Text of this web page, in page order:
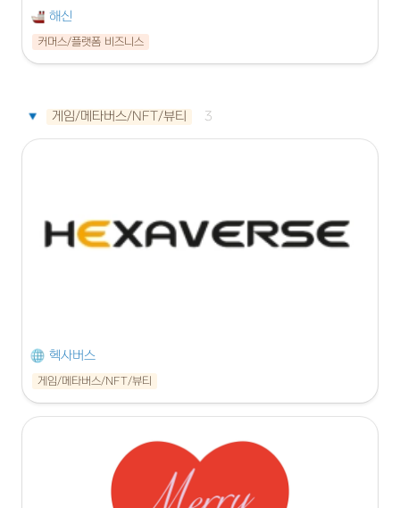
해신
커머스/플랫폼 비즈니스
게임/메타버스/NFT/뷰티 3
헥사버스
게임/메타버스/NFT/뷰티